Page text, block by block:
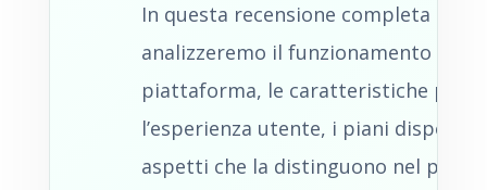
In questa recensione completa di
analizzeremo il funzionamento della
piattaforma, le caratteristiche
l’esperienza utente, i piani
aspetti che la distinguono nel